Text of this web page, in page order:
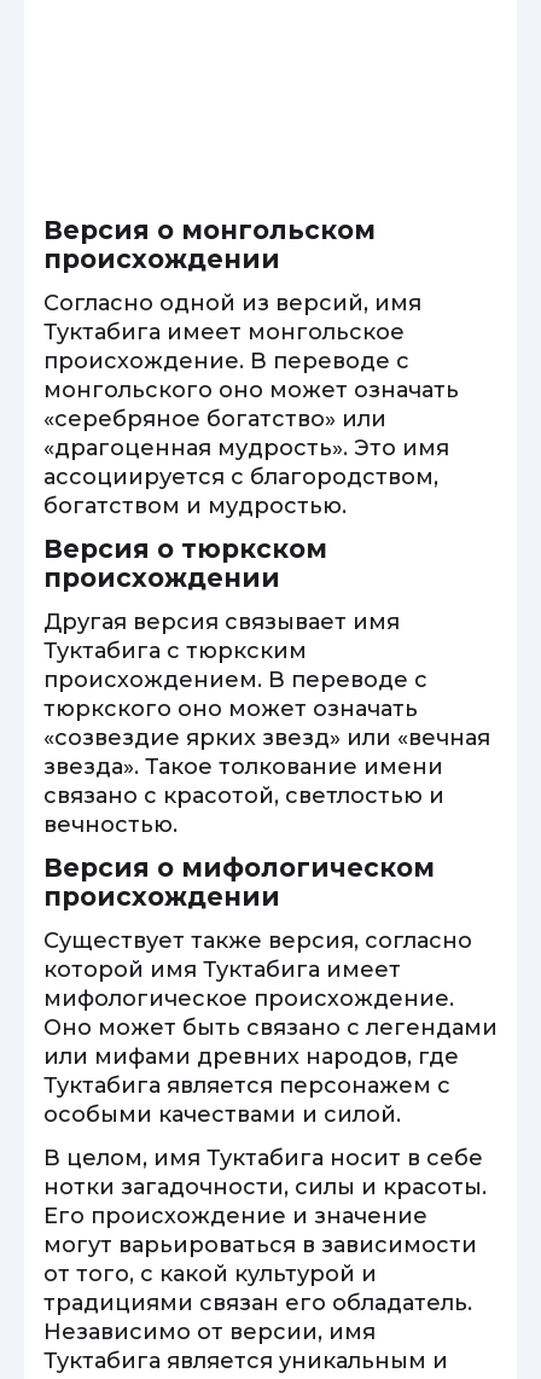
Версия о монгольском
происхождении
Согласно одной из версий, имя
Туктабига имеет монгольское
происхождение. В переводе с
монгольского оно может означать
«серебряное богатство» или
«драгоценная мудрость». Это имя
ассоциируется с благородством,
богатством и мудростью.
Версия о тюркском
происхождении
Другая версия связывает имя
Туктабига с тюркским
происхождением. В переводе с
тюркского оно может означать
«созвездие ярких звезд» или «вечная
звезда». Такое толкование имени
связано с красотой, светлостью и
вечностью.
Версия о мифологическом
происхождении
Существует также версия, согласно
которой имя Туктабига имеет
мифологическое происхождение.
Оно может быть связано с легендами
или мифами древних народов, где
Туктабига является персонажем с
особыми качествами и силой.
В целом, имя Туктабига носит в себе
нотки загадочности, силы и красоты.
Его происхождение и значение
могут варьироваться в зависимости
от того, с какой культурой и
традициями связан его обладатель.
Независимо от версии, имя
Туктабига является уникальным и